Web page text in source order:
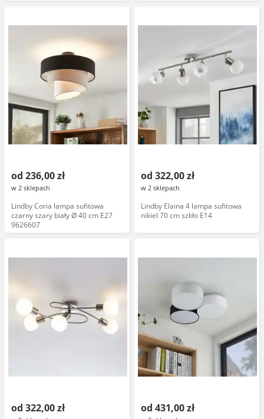
od 236,00 zł
w 2 sklepach
Lindby Coria lampa sufitowa
czarny szary biały Ø 40 cm E27
9626607
od 322,00 zł
w 2 sklepach
Lindby Elaina 4 lampa sufitowa
nikiel 70 cm szkło E14
od 322,00 zł od 431,00 zł